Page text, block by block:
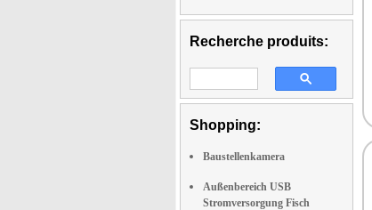
Recherche produits:
Shopping:
Baustellenkamera
Außenbereich USB
Stromversorgung Fisch